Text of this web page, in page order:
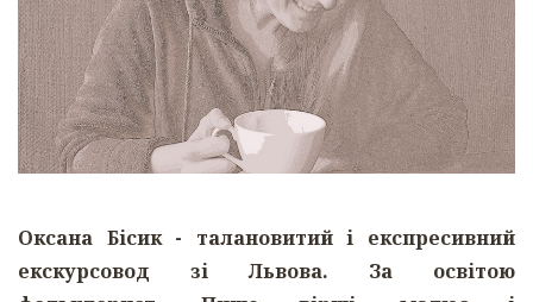
Оксана Бісик - талановитий і експресивний
екскурсовод зі Львова. За освітою